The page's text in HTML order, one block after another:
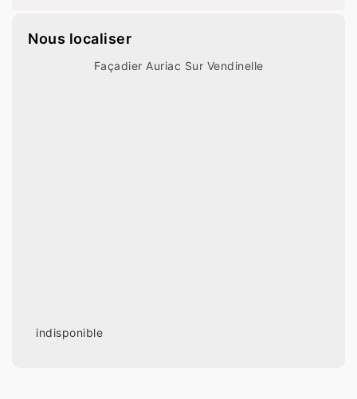
Nous localiser
Façadier Auriac Sur Vendinelle
indisponible